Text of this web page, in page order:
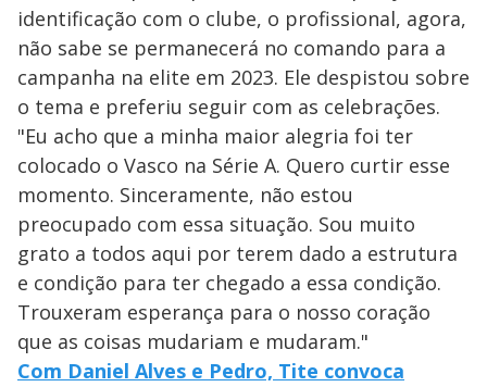
identificação com o clube, o profissional, agora,
não sabe se permanecerá no comando para a
campanha na elite em 2023. Ele despistou sobre
o tema e preferiu seguir com as celebrações.
"Eu acho que a minha maior alegria foi ter
colocado o Vasco na Série A. Quero curtir esse
momento. Sinceramente, não estou
preocupado com essa situação. Sou muito
grato a todos aqui por terem dado a estrutura
e condição para ter chegado a essa condição.
Trouxeram esperança para o nosso coração
que as coisas mudariam e mudaram."
Com Daniel Alves e Pedro, Tite convoca